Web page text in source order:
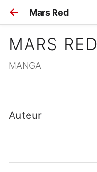
Mars Red
MARS RED
MANGA
Auteur